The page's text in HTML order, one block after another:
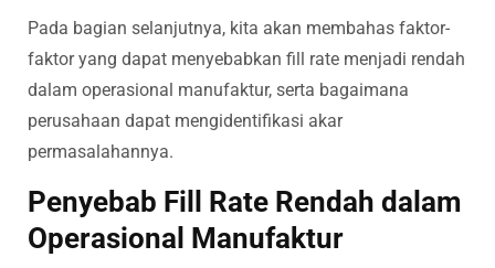
Pada bagian selanjutnya, kita akan membahas faktor-
faktor yang dapat menyebabkan fill rate menjadi rendah
dalam operasional manufaktur, serta bagaimana
perusahaan dapat mengidentifikasi akar
permasalahannya.
Penyebab Fill Rate Rendah dalam
Operasional Manufaktur